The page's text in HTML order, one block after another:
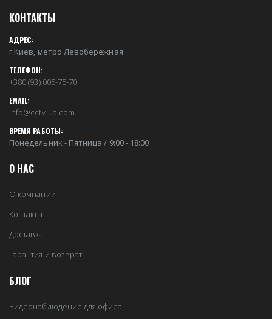
КОНТАКТЫ
АДРЕС:
г.Киев, метро Левобережная
ТЕЛЕФОН:
+380 (93) 005-75-70
EMAIL:
info@cctv-ua.com
ВРЕМЯ РАБОТЫ:
Понедельник - Пятница / 9:00 - 18:00
О НАС
О компании
Контакты
Доставка
Гарантия и возврат
БЛОГ
Видеонаблюдение для офиса